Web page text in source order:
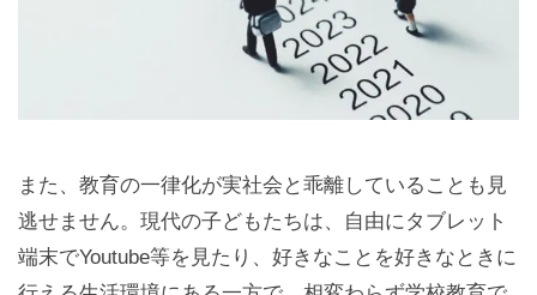
また、教育の一律化が実社会と乖離していることも見
逃せません。現代の子どもたちは、自由にタブレット
端末でYoutube等を見たり、好きなことを好きなときに